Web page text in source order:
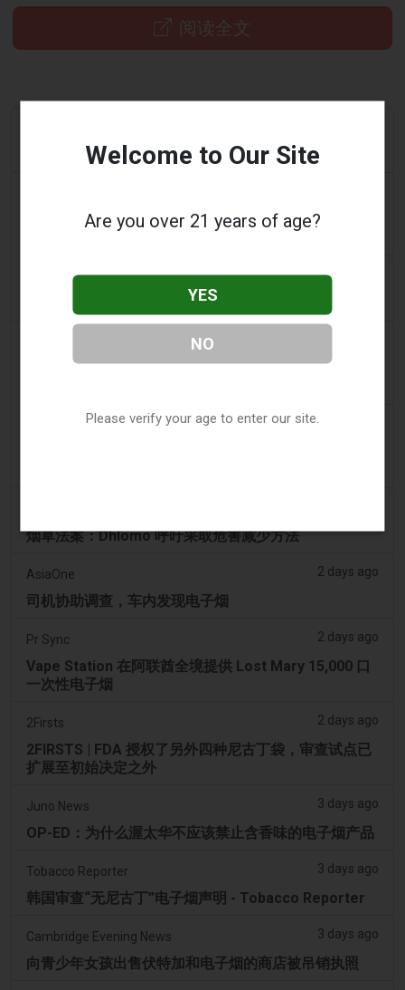
阅读全文
Dentsu 赢得南澳州戒烟与电子烟控制业务 - AdNews
VTA 民调显示支持基于科学的电子烟监管改革 -
Daily Record 2 days ago
想携带电子烟出国的旅客收到旅行警示
大多数航空公司“禁止”放入托运行李的常见物品的“最安
2 days ago
烟草法案：Dhlomo 呼吁采取危害减少方法
AsiaOne 2 days ago
司机协助调查，车内发现电子烟
Pr Sync 2 days ago
Vape Station 在阿联酋全境提供 Lost Mary 15,000 口
一次性电子烟
2Firsts 2 days ago
2FIRSTS | FDA 授权了另外四种尼古丁袋，审查试点已
扩展至初始决定之外
Juno News 3 days ago
OP-ED：为什么渥太华不应该禁止含香味的电子烟产品
Tobacco Reporter 3 days ago
韩国审查“无尼古丁”电子烟声明 - Tobacco Reporter
Cambridge Evening News 3 days ago
向青少年女孩出售伏特加和电子烟的商店被吊销执照
Welcome to Our Site
Are you over 21 years of age?
YES
NO
Please verify your age to enter our site.